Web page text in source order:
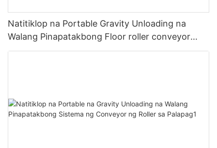
Natitiklop na Portable Gravity Unloading na
Walang Pinapatakbong Floor roller conveyor
system